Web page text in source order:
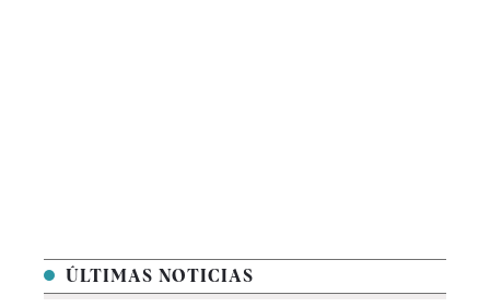
ÚLTIMAS NOTICIAS